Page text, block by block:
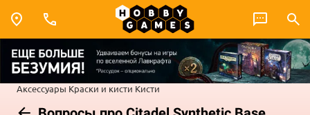
Аксессуары Краски и кисти Кисти